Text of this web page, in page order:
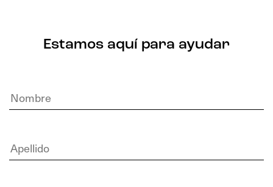
Estamos aquí para ayudar